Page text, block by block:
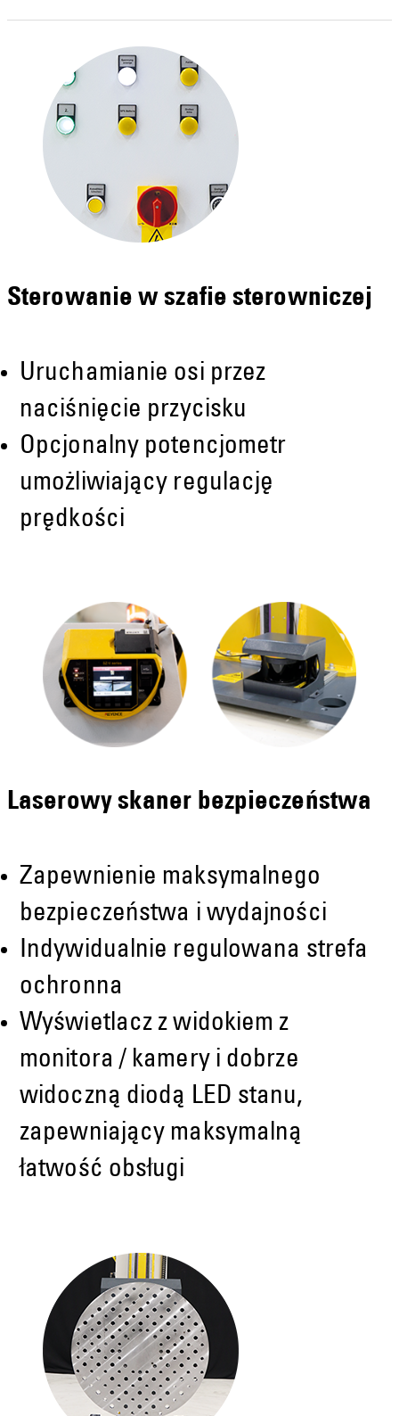
Sterowanie w szafie sterowniczej
Uruchamianie osi przez
naciśnięcie przycisku
Opcjonalny potencjometr
umożliwiający regulację
prędkości
Laserowy skaner bezpieczeństwa
Zapewnienie maksymalnego
bezpieczeństwa i wydajności
Indywidualnie regulowana strefa
ochronna
Wyświetlacz z widokiem z
monitora / kamery i dobrze
widoczną diodą LED stanu,
zapewniający maksymalną
łatwość obsługi